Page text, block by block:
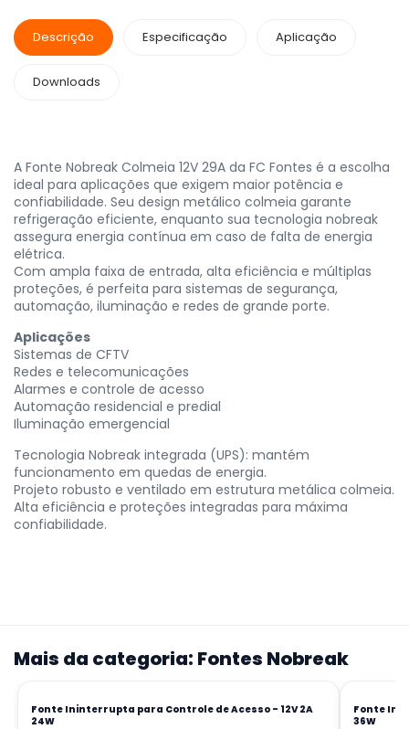
Descrição Especificação Aplicação
Downloads
A Fonte Nobreak Colmeia 12V 29A da FC Fontes é a escolha
ideal para aplicações que exigem maior potência e
confiabilidade. Seu design metálico colmeia garante
refrigeração eficiente, enquanto sua tecnologia nobreak
assegura energia contínua em caso de falta de energia
elétrica.
Com ampla faixa de entrada, alta eficiência e múltiplas
proteções, é perfeita para sistemas de segurança,
automação, iluminação e redes de grande porte.
Aplicações
Sistemas de CFTV
Redes e telecomunicações
Alarmes e controle de acesso
Automação residencial e predial
Iluminação emergencial
Tecnologia Nobreak integrada (UPS): mantém
funcionamento em quedas de energia.
Projeto robusto e ventilado em estrutura metálica colmeia.
Alta eficiência e proteções integradas para máxima
confiabilidade.
Mais da categoria: Fontes Nobreak
Fonte Ininterrupta para Controle de Acesso - 12V 2A
24W
Fonte
36W